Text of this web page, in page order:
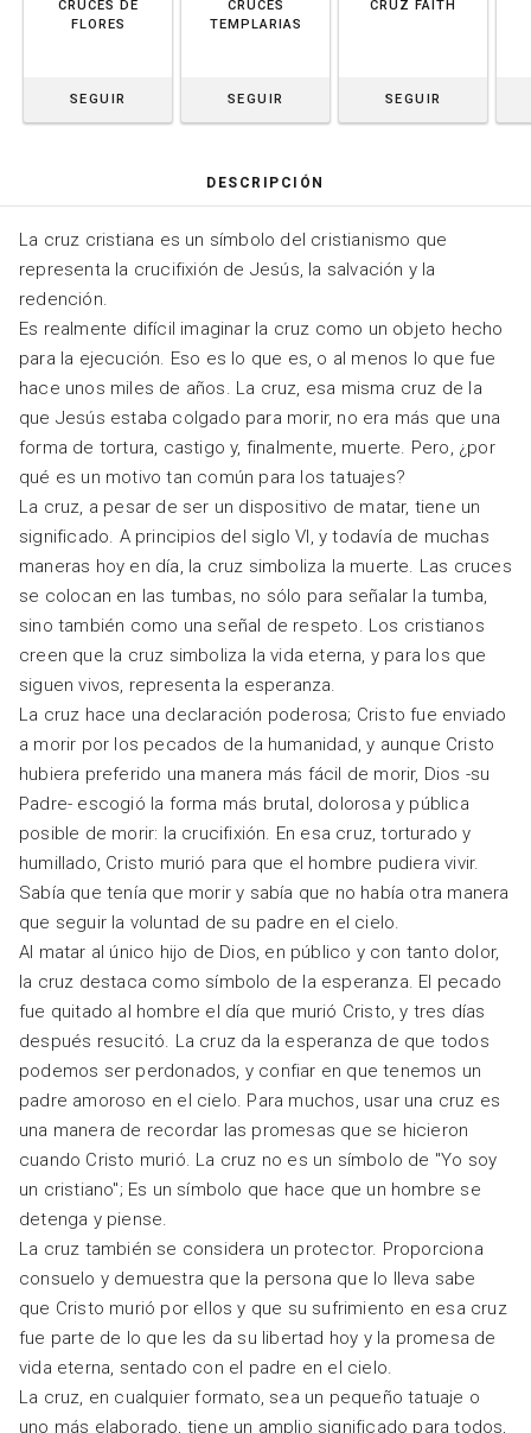
CRUCES DE
FLORES
SEGUIR
CRUCES
TEMPLARIAS
SEGUIR
CRUZ FAITH
SEGUIR
DESCRIPCIÓN
La cruz cristiana es un símbolo del cristianismo que
representa la crucifixión de Jesús, la salvación y la
redención.
Es realmente difícil imaginar la cruz como un objeto hecho
para la ejecución. Eso es lo que es, o al menos lo que fue
hace unos miles de años. La cruz, esa misma cruz de la
que Jesús estaba colgado para morir, no era más que una
forma de tortura, castigo y, finalmente, muerte. Pero, ¿por
qué es un motivo tan común para los tatuajes?
La cruz, a pesar de ser un dispositivo de matar, tiene un
significado. A principios del siglo VI, y todavía de muchas
maneras hoy en día, la cruz simboliza la muerte. Las cruces
se colocan en las tumbas, no sólo para señalar la tumba,
sino también como una señal de respeto. Los cristianos
creen que la cruz simboliza la vida eterna, y para los que
siguen vivos, representa la esperanza.
La cruz hace una declaración poderosa; Cristo fue enviado
a morir por los pecados de la humanidad, y aunque Cristo
hubiera preferido una manera más fácil de morir, Dios -su
Padre- escogió la forma más brutal, dolorosa y pública
posible de morir: la crucifixión. En esa cruz, torturado y
humillado, Cristo murió para que el hombre pudiera vivir.
Sabía que tenía que morir y sabía que no había otra manera
que seguir la voluntad de su padre en el cielo.
Al matar al único hijo de Dios, en público y con tanto dolor,
la cruz destaca como símbolo de la esperanza. El pecado
fue quitado al hombre el día que murió Cristo, y tres días
después resucitó. La cruz da la esperanza de que todos
podemos ser perdonados, y confiar en que tenemos un
padre amoroso en el cielo. Para muchos, usar una cruz es
una manera de recordar las promesas que se hicieron
cuando Cristo murió. La cruz no es un símbolo de "Yo soy
un cristiano"; Es un símbolo que hace que un hombre se
detenga y piense.
La cruz también se considera un protector. Proporciona
consuelo y demuestra que la persona que lo lleva sabe
que Cristo murió por ellos y que su sufrimiento en esa cruz
fue parte de lo que les da su libertad hoy y la promesa de
vida eterna, sentado con el padre en el cielo.
La cruz, en cualquier formato, sea un pequeño tatuaje o
uno más elaborado, tiene un amplio significado para todos,